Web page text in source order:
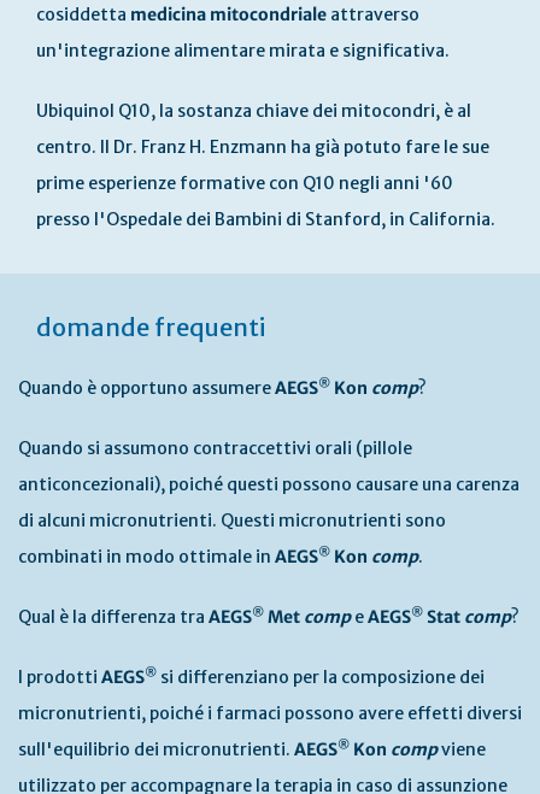
cosiddetta medicina mitocondriale attraverso
un'integrazione alimentare mirata e significativa.
Ubiquinol Q10, la sostanza chiave dei mitocondri, è al
centro. Il Dr. Franz H. Enzmann ha già potuto fare le sue
prime esperienze formative con Q10 negli anni '60
presso l'Ospedale dei Bambini di Stanford, in California.
domande frequenti
Quando è opportuno assumereAEGS® Kon comp?
Quando si assumono contraccettivi orali (pillole
anticoncezionali), poiché questi possono causare una carenza
di alcuni micronutrienti. Questi micronutrienti sono
combinati in modo ottimale in AEGS® Kon comp.
Qual è la differenza tra AEGS® Met compeAEGS® Stat comp?
I prodotti AEGS® si differenziano per la composizione dei
micronutrienti, poiché i farmaci possono avere effetti diversi
sull'equilibrio dei micronutrienti. AEGS® Kon compviene
utilizzato per accompagnare la terapia in caso di assunzione